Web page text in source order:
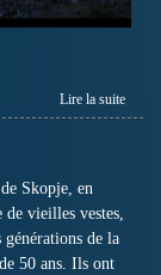
Lire la suite
Skopje, en
vieilles vestes,
générations de la
50 ans. Ils ont